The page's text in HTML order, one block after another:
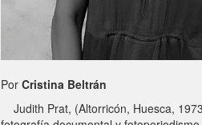
PorCristina Beltrán
Judith Prat, (Altorricón, Huesca,